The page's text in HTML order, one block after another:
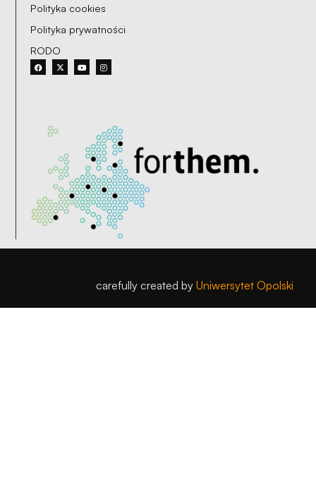
Polityka cookies
Polityka prywatności
RODO
carefully created by Uniwersytet Opolski